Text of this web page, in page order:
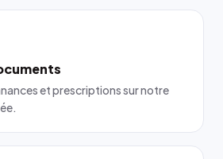
et prescriptions sur notre